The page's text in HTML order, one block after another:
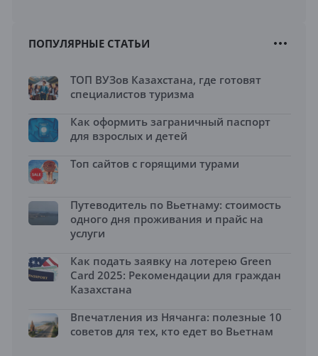
ПОПУЛЯРНЫЕ СТАТЬИ
ТОП ВУЗов Казахстана, где готовят
специалистов туризма
Как оформить заграничный паспорт
для взрослых и детей
Топ сайтов с горящими турами
Путеводитель по Вьетнаму: стоимость
одного дня проживания и прайс на
услуги
Как подать заявку на лотерею Green
Card 2025: Рекомендации для граждан
Казахстана
Впечатления из Нячанга: полезные 10
советов для тех, кто едет во Вьетнам